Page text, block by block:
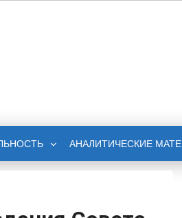
АНАЛИТИЧЕСКИЕ